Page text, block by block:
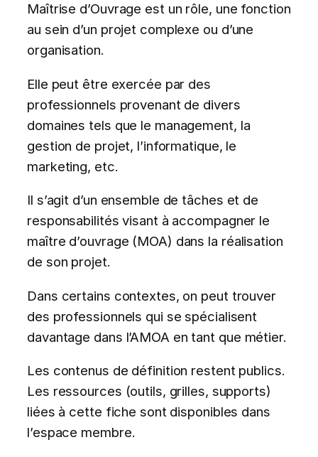
Maîtrise d’Ouvrage est un rôle, une fonction
au sein d’un projet complexe ou d’une
organisation.
Elle peut être exercée par des
professionnels provenant de divers
domaines tels que le management, la
gestion de projet, l’informatique, le
marketing, etc.
Il s’agit d’un ensemble de tâches et de
responsabilités visant à accompagner le
maître d’ouvrage (MOA) dans la réalisation
de son projet.
Dans certains contextes, on peut trouver
des professionnels qui se spécialisent
davantage dans l’AMOA en tant que métier.
Les contenus de définition restent publics.
Les ressources (outils, grilles, supports)
liées à cette fiche sont disponibles dans
l’espace membre.